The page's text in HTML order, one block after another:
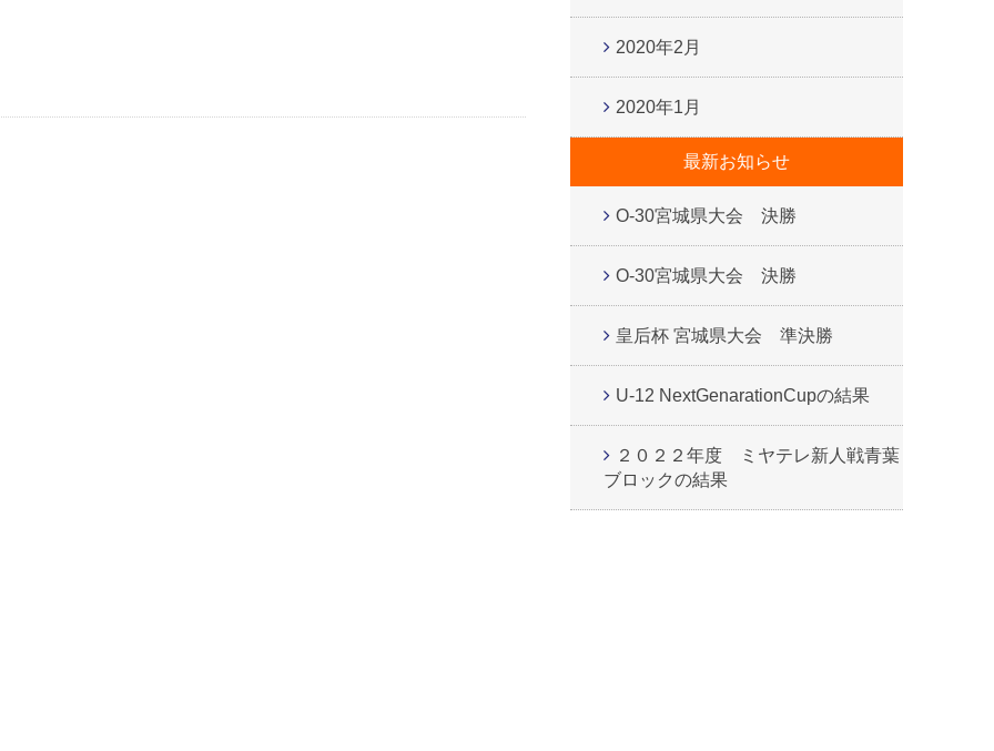
2020年2月
2020年1月
最新お知らせ
O-30宮城県大会 決勝
O-30宮城県大会 決勝
皇后杯 宮城県大会 準決勝
U-12 NextGenarationCupの結果
２０２２年度 ミヤテレ新人戦青葉
ブロックの結果